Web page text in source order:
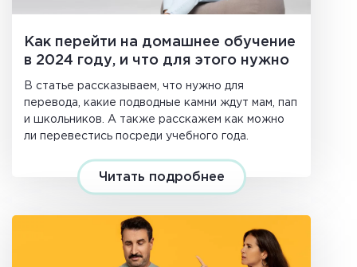
Как перейти на домашнее обучение
в 2024 году, и что для этого нужно
В статье рассказываем, что нужно для
перевода, какие подводные камни ждут мам, пап
и школьников. А также расскажем как можно
ли перевестись посреди учебного года.
Читать подробнее